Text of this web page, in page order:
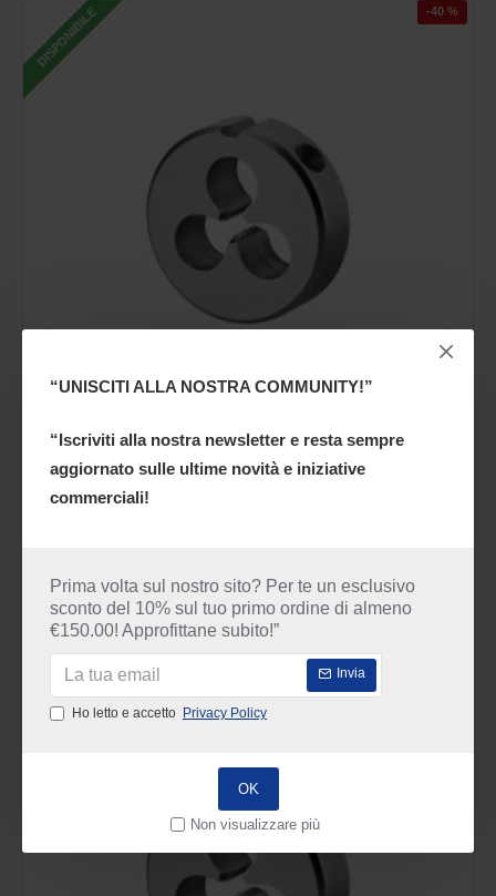
“UNISCITI ALLA NOSTRA COMMUNITY!”
“Iscriviti alla nostra newsletter e resta sempre
aggiornato sulle ultime novità e iniziative
commerciali!
Prima volta sul nostro sito? Per te un esclusivo
sconto del 10% sul tuo primo ordine di almeno
€150.00! Approfittane subito!”
Invia
Ho letto e accetto Privacy Policy
OK
Non visualizzare più
DISPONIBILE -40 %
Dormer Pramet DORMER F100 22
DISPONIBILE